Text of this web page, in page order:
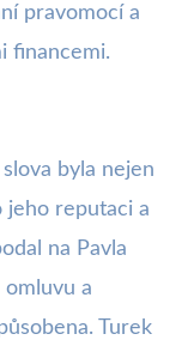
pravomocí a
financemi.
byla nejen
jeho reputaci a
na Pavla
omluvu a
Turek